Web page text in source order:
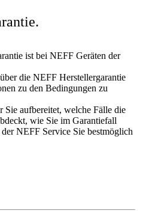
ist bei NEFF Geräten der
die NEFF Herstellergarantie
zu den Bedingungen zu
Sie aufbereitet, welche Fälle die
wie Sie im Garantiefall
NEFF Service Sie bestmöglich